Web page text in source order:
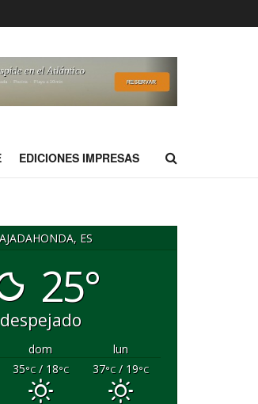
EDICIONES IMPRESAS
ES
25°
despejado
dom
lun
35°C/ 18°C 37°C/ 19°C